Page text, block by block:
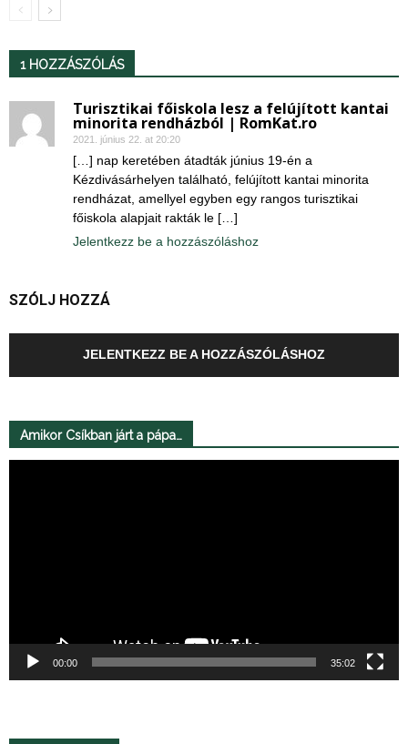
1 HOZZÁSZÓLÁS
Turisztikai főiskola lesz a felújított kantai
minorita rendházból | RomKat.ro
2021. június 22. at 20:20
[…] nap keretében átadták június 19-én a
Kézdivásárhelyen található, felújított kantai minorita
rendházat, amellyel egyben egy rangos turisztikai
főiskola alapjait rakták le […]
Jelentkezz be a hozzászóláshoz
SZÓLJ HOZZÁ
JELENTKEZZ BE A HOZZÁSZÓLÁSHOZ
Amikor Csíkban járt a pápa…
00:00 35:02